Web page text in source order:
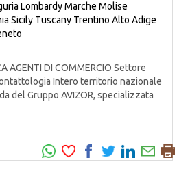
LombardyMarche Molise
Sicily Tuscany Trentino Alto Adige
AGENTI DI COMMERCIO Settore
Intero territorio nazionale
del Gruppo AVIZOR, specializzata